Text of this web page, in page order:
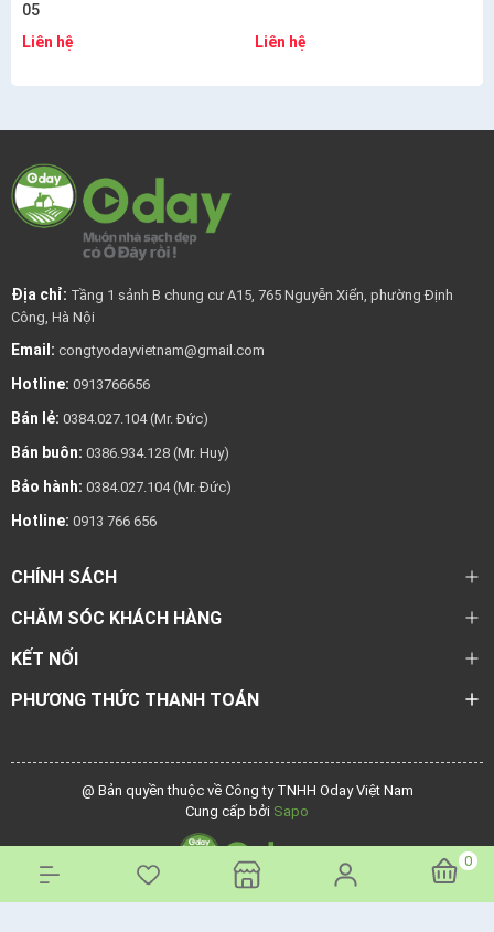
0
05
Liên hệ
Liên hệ
Địa chỉ: Tầng 1 sảnh B chung cư A15, 765 Nguyễn Xiển, phường Định
Công, Hà Nội
Email: congtyodayvietnam@gmail.com
Hotline: 0913766656
Bán lẻ: 0384.027.104 (Mr. Đức)
Bán buôn: 0386.934.128 (Mr. Huy)
Bảo hành: 0384.027.104 (Mr. Đức)
Hotline: 0913 766 656
CHÍNH SÁCH
CHĂM SÓC KHÁCH HÀNG
KẾT NỐI
PHƯƠNG THỨC THANH TOÁN
@ Bản quyền thuộc về Công ty TNHH Oday Việt Nam
Cung cấp bởi Sapo